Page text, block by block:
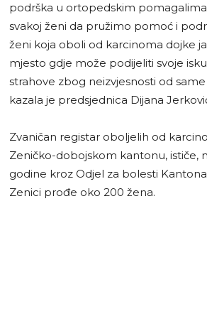
podrška u ortopedskim
svakoj ženi da pružimo pomoć i
ženi koja oboli od karcinoma dojke
mjesto gdje može podijeliti svoje
strahove zbog neizvjesnosti od same
kazala je predsjednica Dijana
Zvaničan registar oboljelih od
Zeničko-dobojskom kantonu, ističe,
godine kroz Odjel za bolesti
Zenici prođe oko 200 žena.